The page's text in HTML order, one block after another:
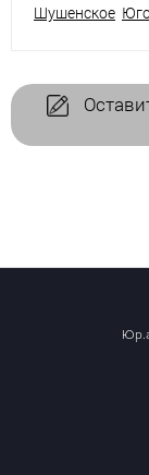
Шушенское